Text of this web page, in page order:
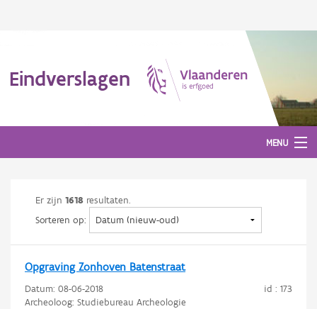
Eindverslagen
MENU
Gepubliceerde eindverslagen
Er zijn 1618 resultaten.
Sorteren op:
Opgraving Zonhoven Batenstraat
id : 173
Datum: 08-06-2018
Archeoloog: Studiebureau Archeologie